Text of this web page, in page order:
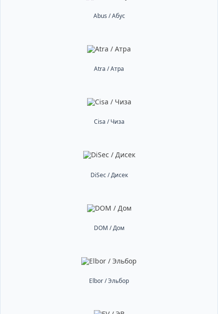
Abus / Абус
Atra / Атра
Cisa / Чиза
DiSec / Дисек
DOM / Дом
Elbor / Эльбор